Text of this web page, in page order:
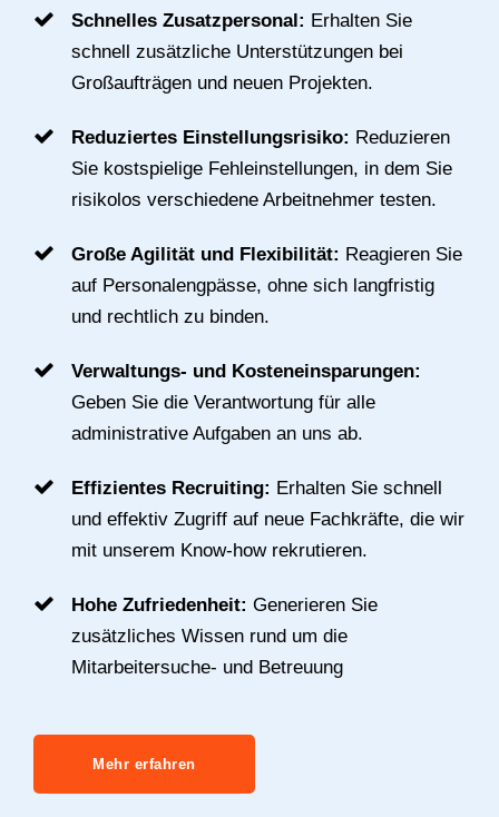
Schnelles Zusatzpersonal: Erhalten Sie
schnell zusätzliche Unterstützungen bei
Großaufträgen und neuen Projekten.
Reduziertes Einstellungsrisiko: Reduzieren
Sie kostspielige Fehleinstellungen, in dem Sie
risikolos verschiedene Arbeitnehmer testen.
Große Agilität und Flexibilität: Reagieren Sie
auf Personalengpässe, ohne sich langfristig
und rechtlich zu binden.
Verwaltungs- und Kosteneinsparungen:
Geben Sie die Verantwortung für alle
administrative Aufgaben an uns ab.
Effizientes Recruiting: Erhalten Sie schnell
und effektiv Zugriff auf neue Fachkräfte, die wir
mit unserem Know-how rekrutieren.
Hohe Zufriedenheit: Generieren Sie
zusätzliches Wissen rund um die
Mitarbeitersuche- und Betreuung
Mehr erfahren